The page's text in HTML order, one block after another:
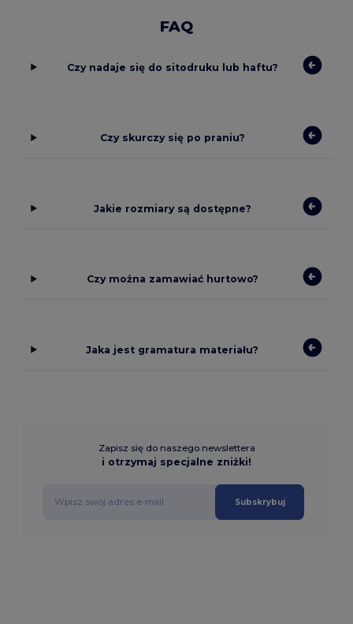
FAQ
Czy nadaje się do sitodruku lub haftu?
Czy skurczy się po praniu?
Jakie rozmiary są dostępne?
Czy można zamawiać hurtowo?
Jaka jest gramatura materiału?
Zapisz się do naszego newslettera
i otrzymaj specjalne zniżki!
Subskrybuj